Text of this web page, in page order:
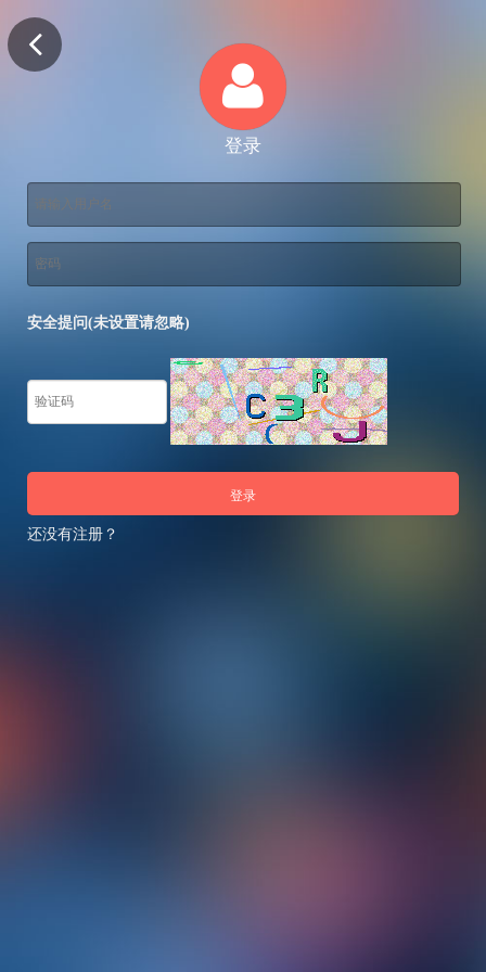
登录
安全提问(未设置请忽略)
登录
还没有注册？